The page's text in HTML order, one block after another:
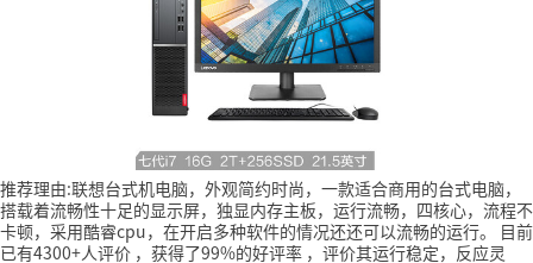
推荐理由:联想台式机电脑，外观简约时尚，一款适合商用的台式电脑，
搭载着流畅性十足的显示屏，独显内存主板，运行流畅，四核心，流程不
卡顿，采用酷睿cpu，在开启多种软件的情况还还可以流畅的运行。
目前
已有4300+人评价 ，获得了99%的好评率 ，评价其运行稳定，反应灵